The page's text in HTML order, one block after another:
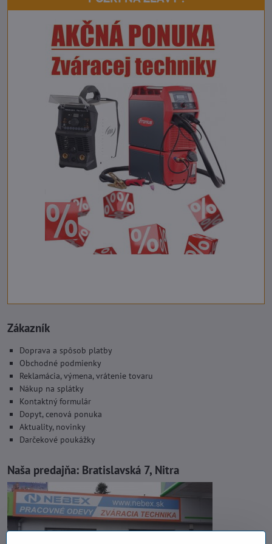
Zákazník
Doprava a spôsob platby
Obchodné podmienky
Reklamácia, výmena, vrátenie tovaru
Nákup na splátky
Kontaktný formulár
Dopyt, cenová ponuka
Aktuality, novinky
Darčekové poukážky
Naša predajňa: Bratislavská 7, Nitra